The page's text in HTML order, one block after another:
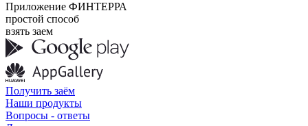
Приложение ФИНТЕРРА
простой способ
взять заем
Получить заём
Наши продукты
Вопросы - ответы